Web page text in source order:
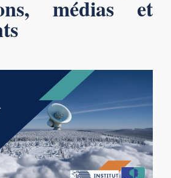
médias et